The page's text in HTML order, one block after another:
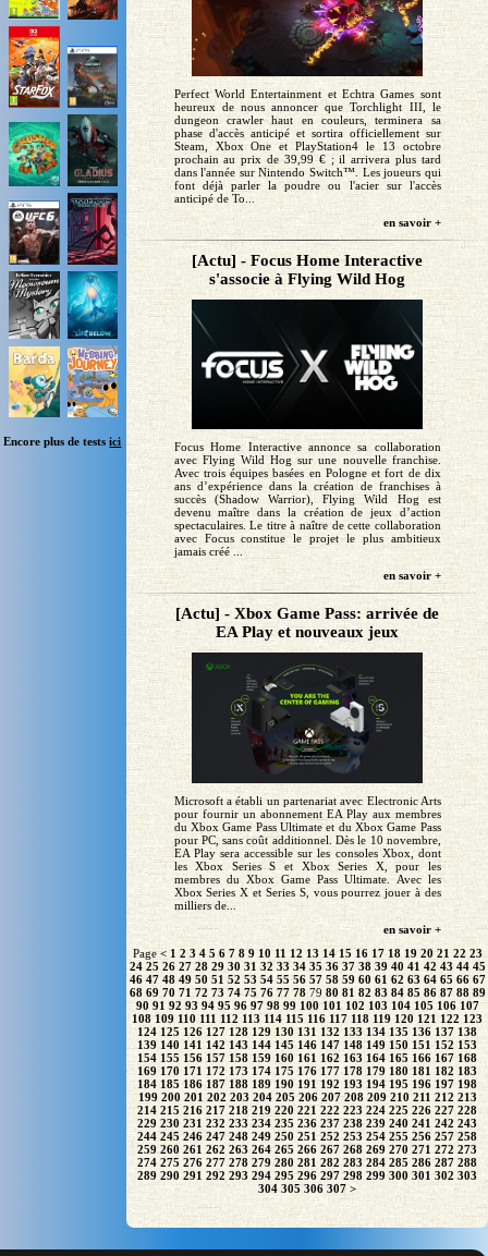
Encore plus de testsici
Perfect World Entertainment et Echtra Games sont
heureux de nous annoncer que Torchlight III, le
dungeon crawler haut en couleurs, terminera sa
phase d'accès anticipé et sortira officiellement sur
Steam, Xbox One et PlayStation4 le 13 octobre
prochain au prix de 39,99 € ; il arrivera plus tard
dans l'année sur Nintendo Switch™. Les joueurs qui
font déjà parler la poudre ou l'acier sur l'accès
anticipé de To...
en savoir +
[Actu] - Focus Home Interactive
s'associe à Flying Wild Hog
Focus Home Interactive annonce sa collaboration
avec Flying Wild Hog sur une nouvelle franchise.
Avec trois équipes basées en Pologne et fort de dix
ans d’expérience dans la création de franchises à
succès (Shadow Warrior), Flying Wild Hog est
devenu maître dans la création de jeux d’action
spectaculaires. Le titre à naître de cette collaboration
avec Focus constitue le projet le plus ambitieux
jamais créé ...
en savoir +
[Actu] - Xbox Game Pass: arrivée de
EA Play et nouveaux jeux
Microsoft a établi un partenariat avec Electronic Arts
pour fournir un abonnement EA Play aux membres
du Xbox Game Pass Ultimate et du Xbox Game Pass
pour PC, sans coût additionnel. Dès le 10 novembre,
EA Play sera accessible sur les consoles Xbox, dont
les Xbox Series S et Xbox Series X, pour les
membres du Xbox Game Pass Ultimate. Avec les
Xbox Series X et Series S, vous pourrez jouer à des
milliers de...
en savoir +
Page< 1 2 3 4 5 6 7 8 9 10 11 12 13 14 15 16 17 18 19 20 21 22 23
24 25 26 27 28 29 30 31 32 33 34 35 36 37 38 39 40 41 42 43 44 45
46 47 48 49 50 51 52 53 54 55 56 57 58 59 60 61 62 63 64 65 66 67
68 69 70 71 72 73 74 75 76 77 7879 80 81 82 83 84 85 86 87 88 89
90 91 92 93 94 95 96 97 98 99 100 101 102 103 104 105 106 107
108 109 110 111 112 113 114 115 116 117 118 119 120 121 122 123
124 125 126 127 128 129 130 131 132 133 134 135 136 137 138
139 140 141 142 143 144 145 146 147 148 149 150 151 152 153
154 155 156 157 158 159 160 161 162 163 164 165 166 167 168
169 170 171 172 173 174 175 176 177 178 179 180 181 182 183
184 185 186 187 188 189 190 191 192 193 194 195 196 197 198
199 200 201 202 203 204 205 206 207 208 209 210 211 212 213
214 215 216 217 218 219 220 221 222 223 224 225 226 227 228
229 230 231 232 233 234 235 236 237 238 239 240 241 242 243
244 245 246 247 248 249 250 251 252 253 254 255 256 257 258
259 260 261 262 263 264 265 266 267 268 269 270 271 272 273
274 275 276 277 278 279 280 281 282 283 284 285 286 287 288
289 290 291 292 293 294 295 296 297 298 299 300 301 302 303
304 305 306 307 >